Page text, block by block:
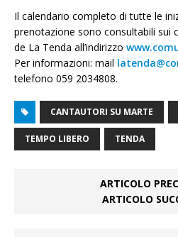
Il calendario completo di tutte le
prenotazione sono consultabili sui
de La Tenda all’indirizzo
Per informazioni: mail
telefono 059 2034808.
CANTAUTORI SU MARTE
TEMPO LIBERO TENDA
ARTICOLO
ARTICOLO